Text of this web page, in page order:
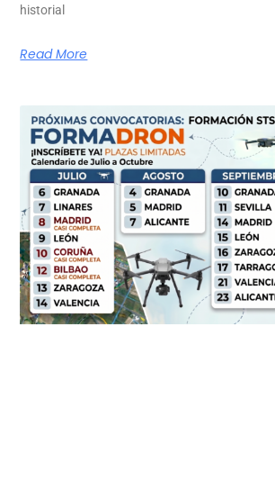
historial
Read More